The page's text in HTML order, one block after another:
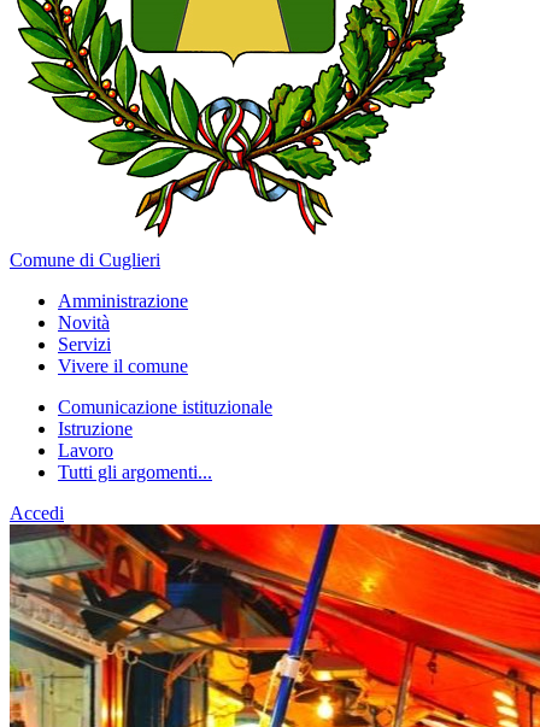
Comune di Cuglieri
Amministrazione
Novità
Servizi
Vivere il comune
Comunicazione istituzionale
Istruzione
Lavoro
Tutti gli argomenti...
Accedi